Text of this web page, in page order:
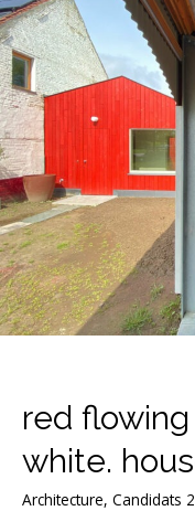
red
white.
Architecture, Candidats